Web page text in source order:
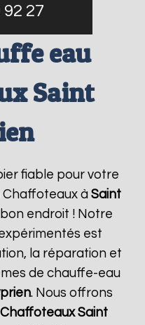
92 27
eau
Saint
fiable pour votre
à Saint
endroit ! Notre
est
la réparation et
de chauffe-eau
. Nous offrons
Saint